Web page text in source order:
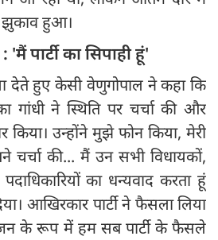
झुकाव हुआ।
पार्टी का सिपाही हूं'
देते हुए केसी वेणुगोपाल ने कहा कि
गांधी ने स्थिति पर चर्चा की और
किया। उन्होंने मुझे फोन किया, मेरी
चर्चा की... मैं उन सभी विधायकों,
पदाधिकारियों का धन्यवाद करता हूं
आखिरकार पार्टी ने फैसला लिया
के रूप में हम सब पार्टी के फैसले